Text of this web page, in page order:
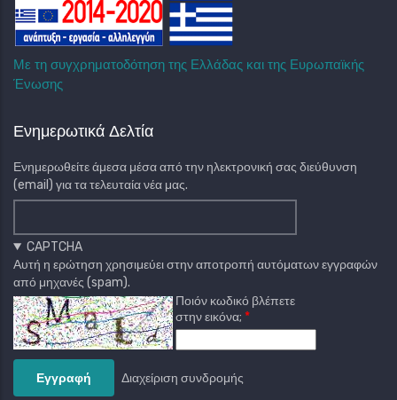
Με τη συγχρηματοδότηση της Ελλάδας και της Ευρωπαϊκής
Ένωσης
Ενημερωτικά Δελτία
Ενημερωθείτε άμεσα μέσα από την ηλεκτρονική σας διεύθυνση
(email) για τα τελευταία νέα μας.
CAPTCHA
Αυτή η ερώτηση χρησιμεύει στην αποτροπή αυτόματων εγγραφών
από μηχανές (spam).
Ποιόν κωδικό βλέπετε
στην εικόνα;
Διαχείριση συνδρομής